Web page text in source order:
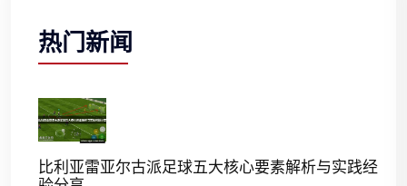
热门新闻
比利亚雷亚尔古派足球五大核心要素解析与实践经